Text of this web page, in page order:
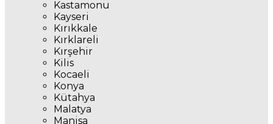
Kastamonu
Kayseri
Kırıkkale
Kırklareli
Kırşehir
Kilis
Kocaeli
Konya
Kütahya
Malatya
Manisa